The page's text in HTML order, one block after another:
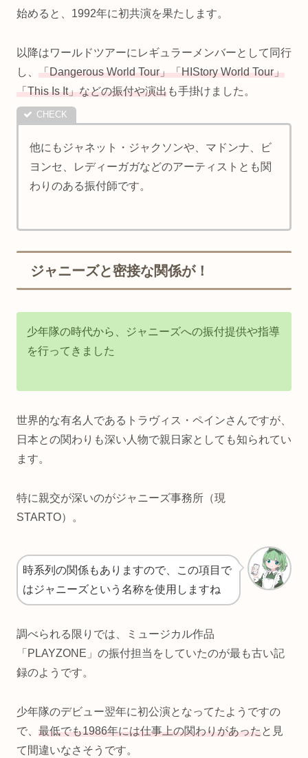
始めると、1992年に初共演を果たします。
以降はワールドツアーにレギュラーメンバーとして同行
し、 「Dangerous World Tour」「HIStory World Tour」
「This Is It」などの振付や演出も手掛けました。
他にもジャネット・ジャクソンや、マドンナ、ビ
ヨンセ、レディーガガなどのアーティストとも関
わりのある振付師です。
ジャニーズと密接な関係が！
少年隊の時代から、ジャニーズへの振付提供や指導
を行ってきました
世界的な有名人であるトラヴィス・ペインさんですが、
日本との関わりも深い人物で親日家としても知られてい
ます。
特に親交が深いのがジャニーズ事務所（現
STARTO）。
時系列の関係もありますので、この項目で
はジャニーズという名称を使用しますね
調べられる限りでは、ミュージカル作品
「PLAYZONE」の振付担当をしていたのが最も古い記
録のようです。
少年隊のデビュー翌年に初公演となってたようですの
で、 最低でも1986年には仕事上の関わりがあったと見
て間違いなさそうです。